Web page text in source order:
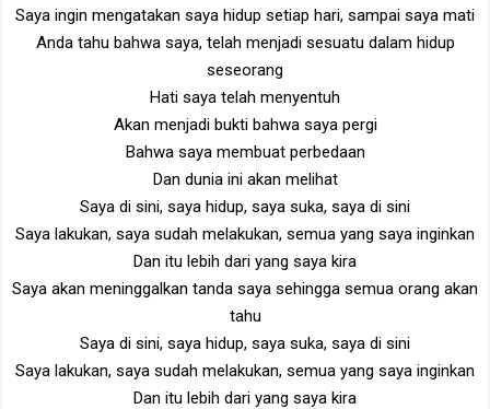
Saya ingin mengatakan saya hidup setiap hari, sampai saya mati
Anda tahu bahwa saya, telah menjadi sesuatu dalam hidup
seseorang
Hati saya telah menyentuh
Akan menjadi bukti bahwa saya pergi
Bahwa saya membuat perbedaan
Dan dunia ini akan melihat
Saya di sini, saya hidup, saya suka, saya di sini
Saya lakukan, saya sudah melakukan, semua yang saya inginkan
Dan itu lebih dari yang saya kira
Saya akan meninggalkan tanda saya sehingga semua orang akan
tahu
Saya di sini, saya hidup, saya suka, saya di sini
Saya lakukan, saya sudah melakukan, semua yang saya inginkan
Dan itu lebih dari yang saya kira